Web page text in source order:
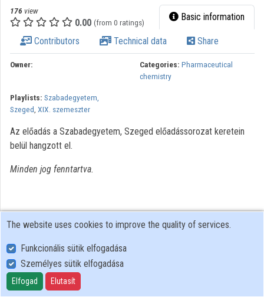
Categories
Organizations
176 view
0.00 (from 0 ratings) Basic information
Contributors Technical data Share
Owner: Categories: Pharmaceutical
chemistry
Playlists: Szabadegyetem,
Szeged, XIX. szemeszter
Az előadás a Szabadegyetem, Szeged előadássorozat keretein
belül hangzott el.
Minden jog fenntartva.
User Policy
Adatkezelési tájékoztató (en)
Cookie Policy
The website uses cookies to improve the quality of services.
Funkcionális sütik elfogadása
Személyes sütik elfogadása
Elfogad Elutasít